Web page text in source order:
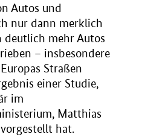
Autos und
nur dann merklich
deutlich mehr Autos
– insbesondere
Straßen
einer Studie,
im
Matthias
hat.